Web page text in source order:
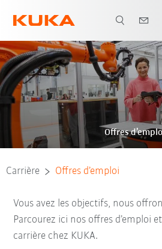
Offres
Carrière Offres d’emploi
Vous avez les objectifs, nous
Parcourez ici nos offres d’emploi
carrière chez KUKA.